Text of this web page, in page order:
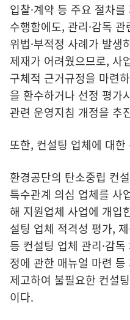
입찰·계약 등 주요 절차
수행함에도, 관리·감독
위법·부적정 사례가 발생
제재가 어려웠으므로, 사
구체적 근거규정을 마련
을 환수하거나 선정 평가
관련 운영지침 개정을 추
또한, 컨설팅 업체에 대한
환경공단의 탄소중립 컨
특수관계 의심 업체를 사
해 지원업체 사업에 개입
설팅 업체 적격성 평가,
등 컨설팅 업체 관리·감
정에 관한 매뉴얼 마련
제고하여 불필요한 컨설
이다.